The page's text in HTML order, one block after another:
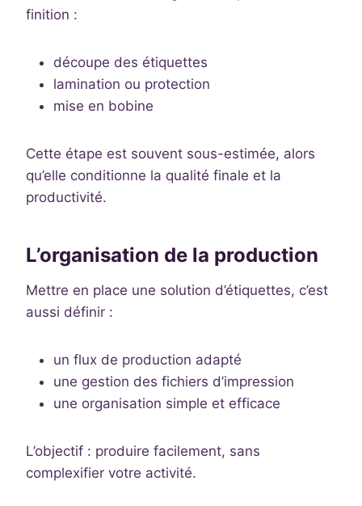
finition :
découpe des étiquettes
lamination ou protection
mise en bobine
Cette étape est souvent sous-estimée, alors
qu’elle conditionne la qualité finale et la
productivité.
L’organisation de la production
Mettre en place une solution d’étiquettes, c’est
aussi définir :
un flux de production adapté
une gestion des fichiers d’impression
une organisation simple et efficace
L’objectif : produire facilement, sans
complexifier votre activité.